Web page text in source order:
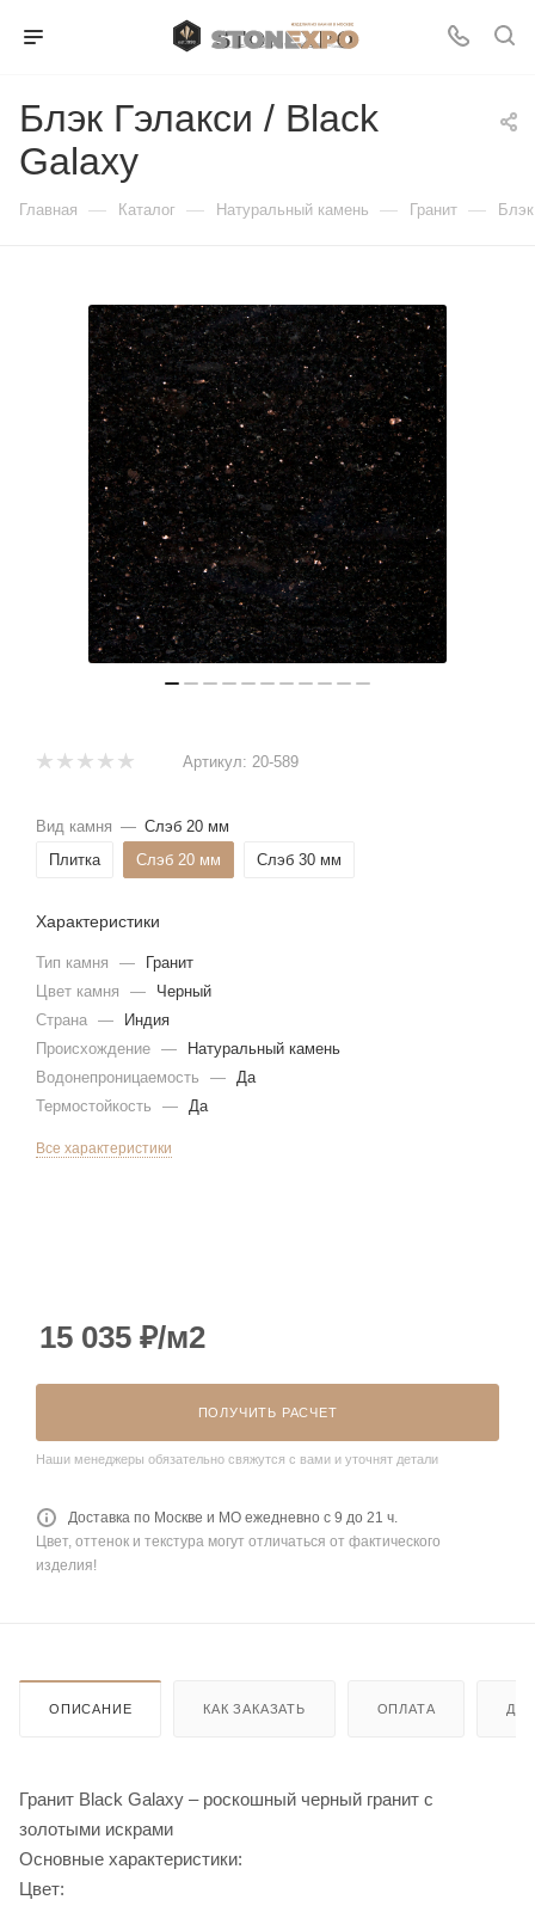
Блэк Гэлакси / Black
Galaxy
Главная — Каталог — Натуральный камень — Гранит —
Артикул: 20-589
Вид камня — Слэб 20 мм
Плитка
Слэб 20 мм Слэб 30 мм
Характеристики
Тип камня —
Гранит
Цвет камня
—
Черный
Страна —
Индия
Происхождение —
Натуральный камень
Водонепроницаемость
—
Да
Термостойкость
— Да
Все характеристики
15 035 ₽/м2
ПОЛУЧИТЬ РАСЧЕТ
Наши менеджеры обязательно свяжутся с вами и уточнят детали
Доставка по Москве и МО ежедневно с 9 до 21 ч.
Цвет, оттенок и текстура могут отличаться от фактического
изделия!
ОПИСАНИЕ КАК ЗАКАЗАТЬ ОПЛАТА
Гранит Black Galaxy – роскошный черный гранит с
золотыми искрами
Основные характеристики:
Цвет: